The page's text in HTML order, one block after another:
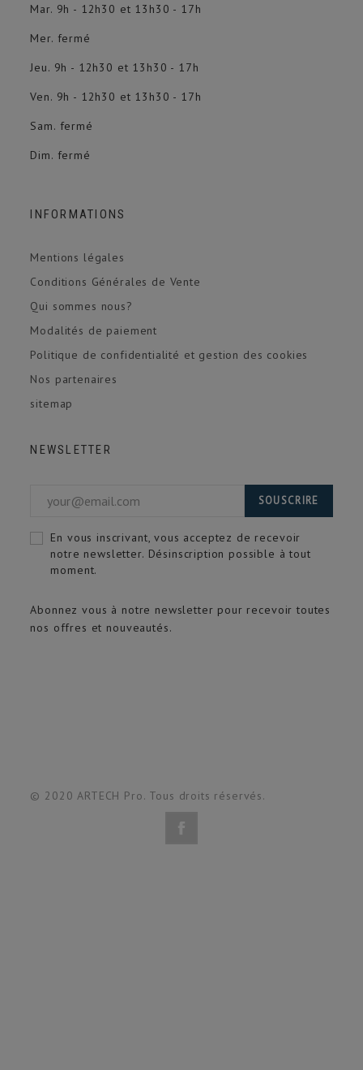
Mar. 9h - 12h30 et 13h30 - 17h
Mer. fermé
Jeu. 9h - 12h30 et 13h30 - 17h
Ven. 9h - 12h30 et 13h30 - 17h
Sam. fermé
Dim. fermé
INFORMATIONS
Mentions légales
Conditions Générales de Vente
Qui sommes nous?
Modalités de paiement
Politique de confidentialité et gestion des cookies
Nos partenaires
sitemap
NEWSLETTER
Abonnez vous à notre newsletter pour recevoir toutes
nos offres et nouveautés.
SOUSCRIRE
En vous inscrivant, vous acceptez de recevoir
notre newsletter. Désinscription possible à tout
moment.
© 2020 ARTECH Pro. Tous droits réservés.